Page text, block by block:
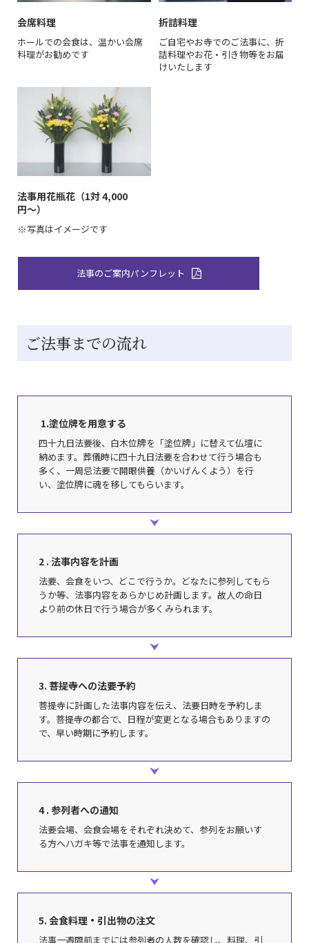
会席料理
ホールでの会食は、温かい会席
料理がお勧めです
折詰料理
ご自宅やお寺でのご法事に、折
詰料理やお花・引き物等をお届
けいたします
法事用花瓶花（1対 4,000
円〜）
※写真はイメージです
法事のご案内パンフレット
ご法事までの流れ
1.塗位牌を用意する
四十九日法要後、白木位牌を「塗位牌」に替えて仏壇に
納めます。葬儀時に四十九日法要を合わせて行う場合も
多く、一周忌法要で開眼供養（かいげんくよう）を行
い、塗位牌に魂を移してもらいます。
2 . 法事内容を計画
法要、会食をいつ、どこで行うか。どなたに参列してもら
うか等、法事内容をあらかじめ計画します。 故人の命日
より前の休日で行う場合が多くみられます。
3. 菩提寺への法要予約
菩提寺に計画した法事内容を伝え、法要日時を予約しま
す。菩提寺の都合で、日程が変更となる場合もありますの
で、早い時期に予約します。
4 . 参列者への通知
法要会場、会食会場をそれぞれ決めて、参列をお願いす
る方へハガキ等で法事を通知します。
5. 会食料理・引出物の注文
法事一週間前までには参列者の人数を確認し、料理、引